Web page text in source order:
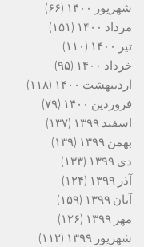
شهریور ۱۴۰۰
(۶۶)
مرداد ۱۴۰۰
(۱۵۱)
تیر ۱۴۰۰
(۱۱۰)
خرداد ۱۴۰۰
(۹۵)
اردیبهشت ۱۴۰۰
(۱۱۸)
فروردین ۱۴۰۰
(۷۹)
اسفند ۱۳۹۹
(۱۳۷)
بهمن ۱۳۹۹
(۱۳۹)
دی ۱۳۹۹
(۱۳۳)
آذر ۱۳۹۹
(۱۲۴)
آبان ۱۳۹۹
(۱۵۹)
مهر ۱۳۹۹
(۱۲۶)
شهریور ۱۳۹۹
(۱۱۲)